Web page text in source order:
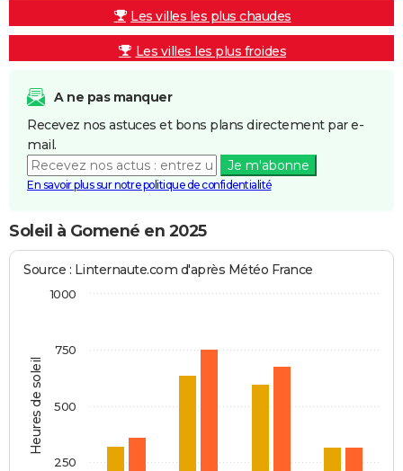
Les villes les plus chaudes
Les villes les plus froides
A ne pas manquer
Recevez nos astuces et bons plans directement par e-
mail.
Je m'abonne
En savoir plus sur notre politique de confidentialité
Soleil à Gomené en 2025
Heures de soleil
Source : Linternaute.com d'après Météo France
250
500
750
1000